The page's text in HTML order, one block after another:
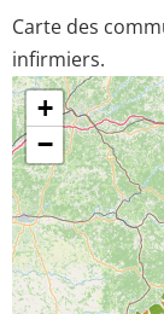
Carte des
infirmiers.
+
−